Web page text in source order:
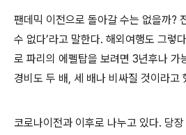
팬데믹 이전으로 돌아갈 수는 없을까?
수 없다’라고 말한다. 해외여행도 그렇다
로 파리의 에펠탑을 보려면 3년후나 가
경비도 두 배, 세 배나 비싸질 것이라고
코로나이전과 이후로 나누고 있다. 당